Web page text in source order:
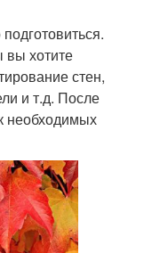
вы хотите
стен,
и т.д. После
необходимых